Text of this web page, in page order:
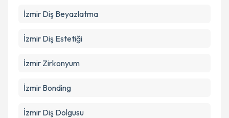
İzmir Diş Beyazlatma
İzmir Diş Estetiği
İzmir Zirkonyum
İzmir Bonding
İzmir Diş Dolgusu